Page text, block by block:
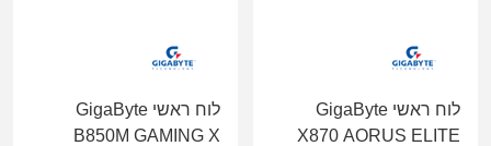
לוח ראשי GigaByte
X870 AORUS ELITE
לוח ראשי GigaByte
B850M GAMING X